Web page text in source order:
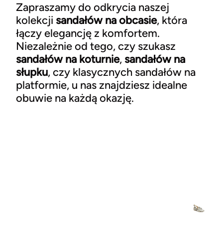
Zapraszamy do odkrycia naszej
kolekcji sandałów na obcasie, która
łączy elegancję z komfortem.
Niezależnie od tego, czy szukasz
sandałów na koturnie, sandałów na
słupku, czy klasycznych sandałów na
platformie, u nas znajdziesz idealne
obuwie na każdą okazję.